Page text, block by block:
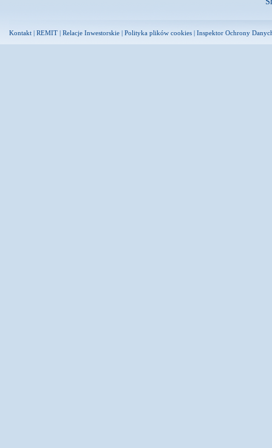
Kontakt | REMIT | Relacje Inwestorskie | Polityka plików cookies | Inspektor Ochrony